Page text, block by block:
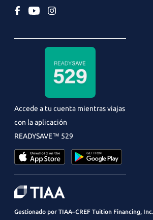
Accede a tu cuenta mientras viajas
con la aplicación
READYSAVE™ 529
Gestionado por TIAA–CREF Tuition Financing,